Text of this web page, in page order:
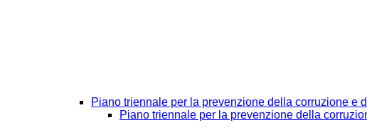
Piano triennale per la prevenzione della corruzione e
Piano triennale per la prevenzione della